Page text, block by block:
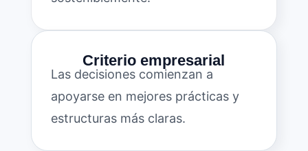
Criterio empresarial
Las decisiones comienzan a
apoyarse en mejores prácticas y
estructuras más claras.